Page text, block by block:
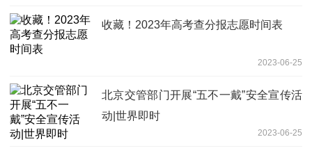
收藏！2023年高考查分报志愿时间表
2023-06-25
北京交管部门开展“五不一戴”安全宣传活
动|世界即时
2023-06-25